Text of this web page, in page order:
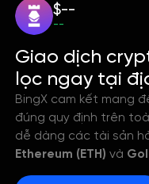
$--
--
Giao dịch
lọc ngay tại
BingX cam kết mang
đúng quy định trên
dễ dàng các tài sản
Ethereum (ETH) và